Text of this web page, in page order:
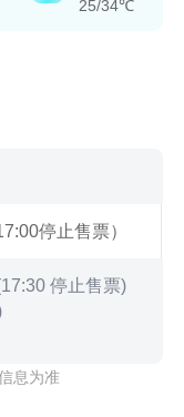
25/34℃
停止售票）
停止售票)
息为准